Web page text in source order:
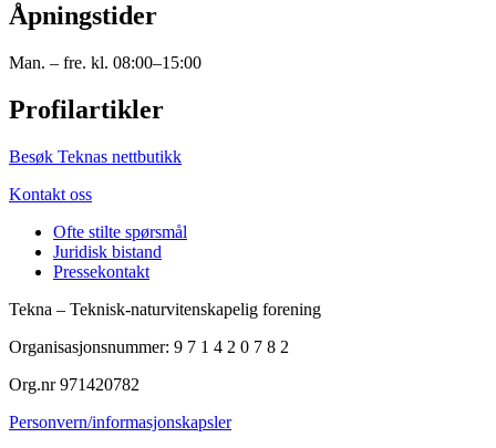
Åpningstider
Man. – fre. kl. 08:00–15:00
Profilartikler
Besøk Teknas nettbutikk
Kontakt oss
Ofte stilte spørsmål
Juridisk bistand
Pressekontakt
Tekna – Teknisk-naturvitenskapelig forening
Organisasjonsnummer: 9 7 1 4 2 0 7 8 2
Org.nr 971420782
Personvern/informasjonskapsler